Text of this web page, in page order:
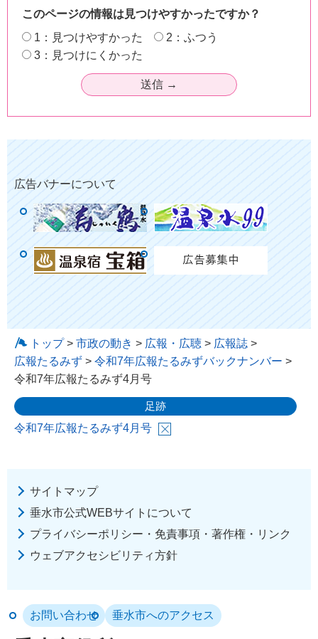
このページの情報は見つけやすかったですか？
1：見つけやすかった
2：ふつう
3：見つけにくかった
広告バナーについて
トップ>市政の動き > 広報・広聴 > 広報誌 >
広報たるみず > 令和7年広報たるみずバックナンバー >
令和7年広報たるみず4月号
足跡
令和7年広報たるみず4月号
サイトマップ
垂水市公式WEBサイトについて
プライバシーポリシー・免責事項・著作権・リンク
ウェブアクセシビリティ方針
お問い合わせ 垂水市へのアクセス